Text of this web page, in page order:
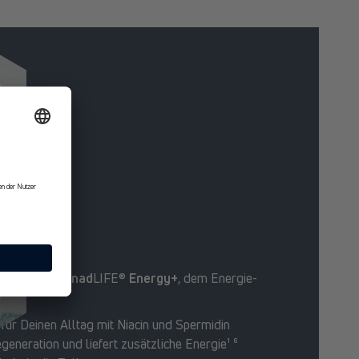
nadLIFE® Energy+, dem Energie-
für Deinen Alltag mit Niacin und Spermidin
und liefert zusätzliche Energie¹ ⁶